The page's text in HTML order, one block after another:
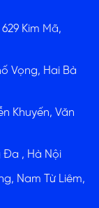
Kim Mã,
Vọng, Hai Bà
Khuyến, Văn
Đa , Hà Nội
Nam Từ Liêm,